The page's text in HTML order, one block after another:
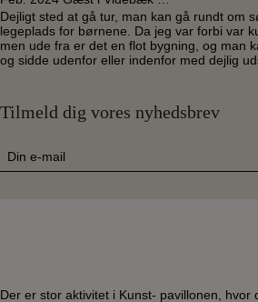
Dejligt sted at gå tur, man kan gå rundt om
legeplads for børnene. Da jeg var forbi var
men ude fra er det en flot bygning, og man
og sidde udenfor eller indenfor med dejlig
Tilmeld dig vores nyhedsbrev
E-
mail
Der er stor aktivitet i Kunst- pavillonen, hvor